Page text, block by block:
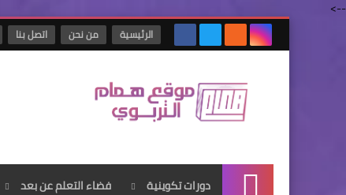
-->
الرئيسية من نحن اتصل بنا
الرئيسية
دورات تكوينية فضاء التعلم عن بعد